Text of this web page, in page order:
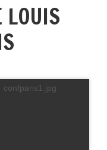
LOUIS